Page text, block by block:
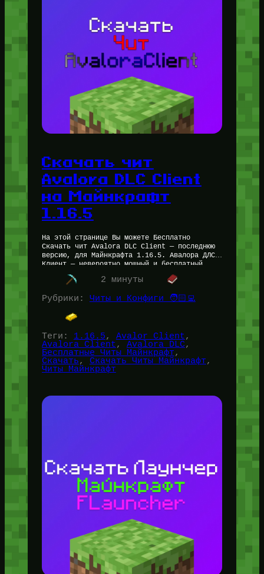
Скачать чит
Avalora DLC Client
на Майнкрафт
1.16.5
На этой странице Вы можете Бесплатно
Скачать чит Avalora DLC Client — последнюю
версию, для Майнкрафта 1.16.5. Авалора ДЛС
Клиент — невероятно мощный и бесплатный
чит-клиент на Майнкрафт, поймавший хайп…
2 минуты
Рубрики: Читы и Конфиги 🧑🏻‍💻
Теги: 1.16.5, Avalor Client
Avalora Client, Avalora DLC
Бесплатные Читы Майнкрафт
Скачать, Скачать Читы Майнкрафт
Читы Майнкрафт